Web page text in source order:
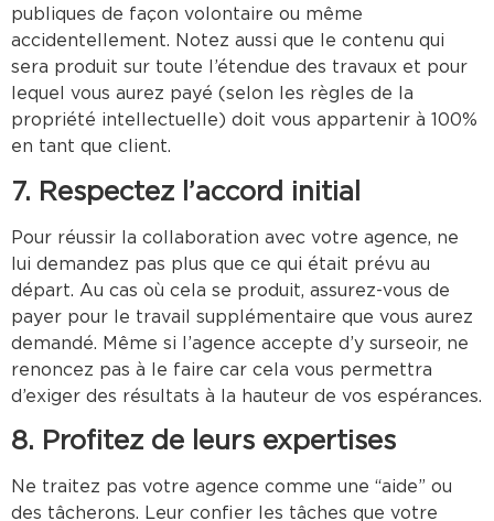
publiques de façon volontaire ou même
accidentellement. Notez aussi que le contenu qui
sera produit sur toute l’étendue des travaux et pour
lequel vous aurez payé (selon les règles de la
propriété intellectuelle) doit vous appartenir à 100%
en tant que client.
7. Respectez l’accord initial
Pour réussir la collaboration avec votre agence, ne
lui demandez pas plus que ce qui était prévu au
départ. Au cas où cela se produit, assurez-vous de
payer pour le travail supplémentaire que vous aurez
demandé. Même si l’agence accepte d’y surseoir, ne
renoncez pas à le faire car cela vous permettra
d’exiger des résultats à la hauteur de vos espérances.
8. Profitez de leurs expertises
Ne traitez pas votre agence comme une “aide” ou
des tâcherons. Leur confier les tâches que votre